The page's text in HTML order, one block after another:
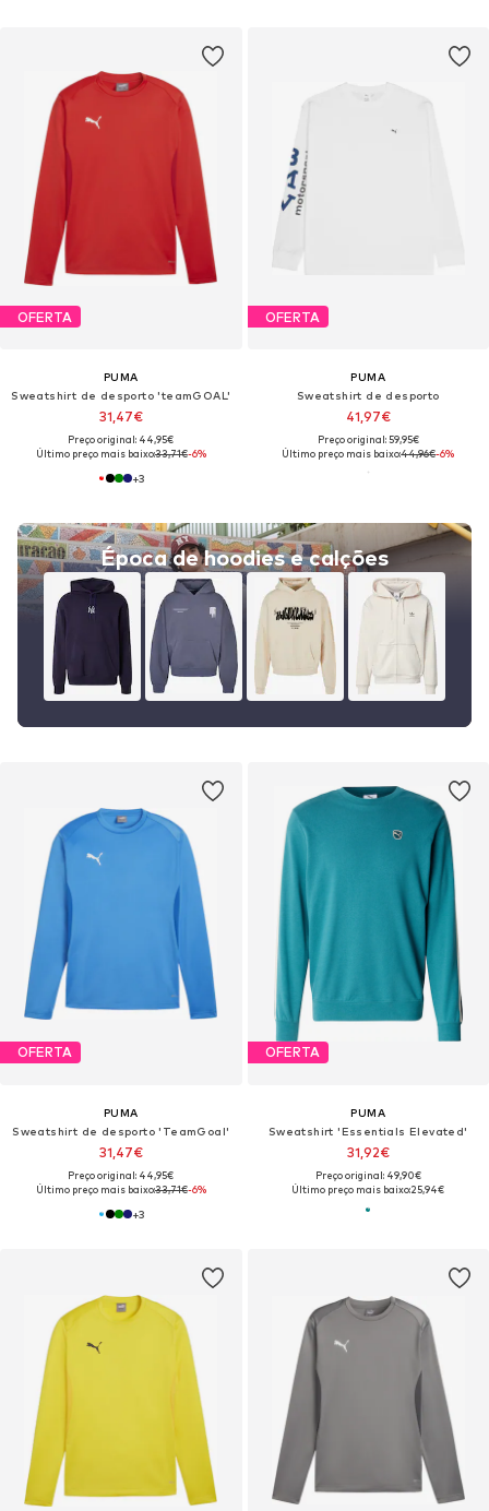
OFERTA
PUMA
Sweatshirt de desporto 'teamGOAL'
31,47€
Preço original: 44,95€
Último preço mais baixo:33,71€-6%
+3
Época de hoodies e calções
OFERTA
PUMA
Sweatshirt de desporto
41,97€
Preço original: 59,95€
Último preço mais baixo:44,96€-6%
OFERTA
PUMA
Sweatshirt de desporto 'TeamGoal'
31,47€
Preço original: 44,95€
Último preço mais baixo:33,71€-6%
+3
OFERTA
PUMA
Sweatshirt 'Essentials Elevated'
31,92€
Preço original: 49,90€
Último preço mais baixo:25,94€